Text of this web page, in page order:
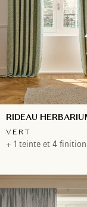
RIDEAU
VERT
+ 1 teinte et 4